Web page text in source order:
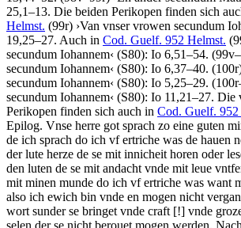
25,1–13. Die beiden Perikopen finden sich
Helmst. (99r) ›Van vnser vrowen secundum
19,25–27. Auch in Cod. Guelf. 952 Helmst.
secundum Iohannem‹ (S80): Io 6,51–54.
secundum Iohannem‹ (S80): Io 6,37–40.
secundum Iohannem‹ (S80): Io 5,25–29.
secundum Iohannem‹ (S80): Io 11,21–27. Die
Perikopen finden sich auch in Cod. Guelf. 952
Epilog. Vnse herre got sprach zo eine guten
de ich sprach do ich vf ertriche was de hauen
der lute herze de se mit innicheit horen oder
den luten de se mit andacht vnde mit leue
mit minen munde do ich vf ertriche was want
also ich ewich bin vnde en mogen nicht
wort sunder se bringet vnde craft [!] vnde
selen der se nicht berouet mogen werden.